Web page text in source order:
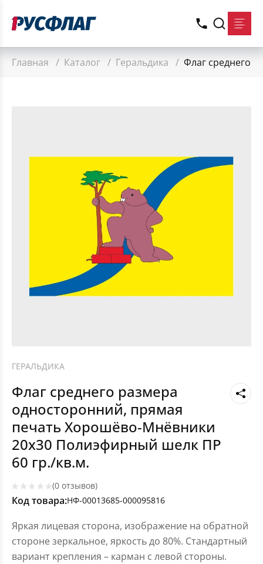
Главная / Каталог / Геральдика / Флаг среднего
ГЕРАЛЬДИКА
Флаг среднего размера
односторонний, прямая
печать Хорошёво-Мнёвники
20х30 Полиэфирный шелк ПР
60 гр./кв.м.
(0 отзывов)
Код товара:НФ-00013685-000095816
Яркая лицевая сторона, изображение на обратной
стороне зеркальное, яркость до 80%. Стандартный
вариант крепления – карман с левой стороны.